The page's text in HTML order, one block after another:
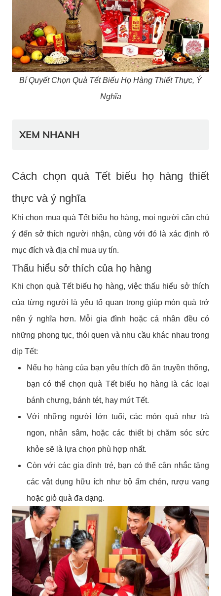
Bí Quyết Chọn Quà Tết Biếu Họ Hàng Thiết Thực, Ý
Nghĩa
XEM NHANH
Cách chọn quà Tết biếu họ hàng thiết
thực và ý nghĩa
Khi chọn mua quà Tết biếu họ hàng, mọi người cần chú
ý đến sở thích người nhận, cùng với đó là xác định rõ
mục đích và địa chỉ mua uy tín.
Thấu hiểu sở thích của họ hàng
Khi chọn quà Tết biếu họ hàng, việc thấu hiểu sở thích
của từng người là yếu tố quan trọng giúp món quà trở
nên ý nghĩa hơn. Mỗi gia đình hoặc cá nhân đều có
những phong tục, thói quen và nhu cầu khác nhau trong
dịp Tết:
Nếu họ hàng của bạn yêu thích đồ ăn truyền thống,
bạn có thể chọn quà Tết biếu họ hàng là các loại
bánh chưng, bánh tét, hay mứt Tết.
Với những người lớn tuổi, các món quà như trà
ngon, nhân sâm, hoặc các thiết bị chăm sóc sức
khỏe sẽ là lựa chọn phù hợp nhất.
Còn với các gia đình trẻ, bạn có thể cân nhắc tặng
các vật dụng hữu ích như bộ ấm chén, rượu vang
hoặc giỏ quà đa dạng.